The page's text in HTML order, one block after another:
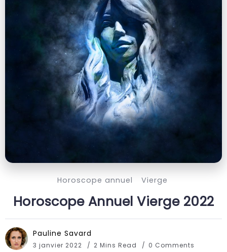
Horoscope annuel Vierge
Horoscope Annuel Vierge 2022
Pauline Savard
3 janvier 2022 2 Mins Read 0 Comments